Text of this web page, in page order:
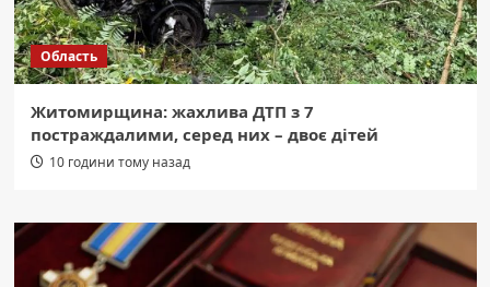
Область
Житомирщина: жахлива ДТП з 7
постраждалими, серед них – двоє дітей
10 години тому назад